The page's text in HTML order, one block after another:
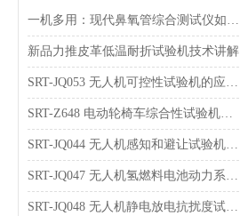
一机多用：现代鼻氧管综合测试仪如何实现多参数一体化检测
新品力推皮革低温耐折试验机技术讲解
SRT-JQ053 无人机可控性试验机的应用介绍 可按需定制
SRT-Z648 电动轮椅车综合性试验机的特点有哪些
SRT-JQ044 无人机感知和避让试验机可以用在哪些方面
SRT-JQ047 无人机氢燃料电池动力系统试验机的简单介绍 按需定制
SRT-JQ048 无人机静电放电抗扰度试验机的应用介绍 提供技术指导